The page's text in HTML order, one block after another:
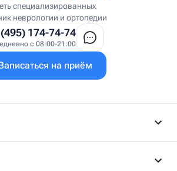
специализированных
неврологии и ортопедии
174-74-74
с 08:00-21:00
на приём